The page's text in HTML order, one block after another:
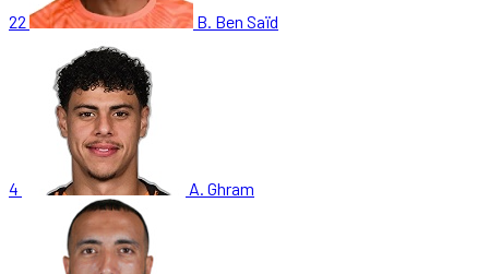
22 B. Ben Saïd
4 A. Ghram